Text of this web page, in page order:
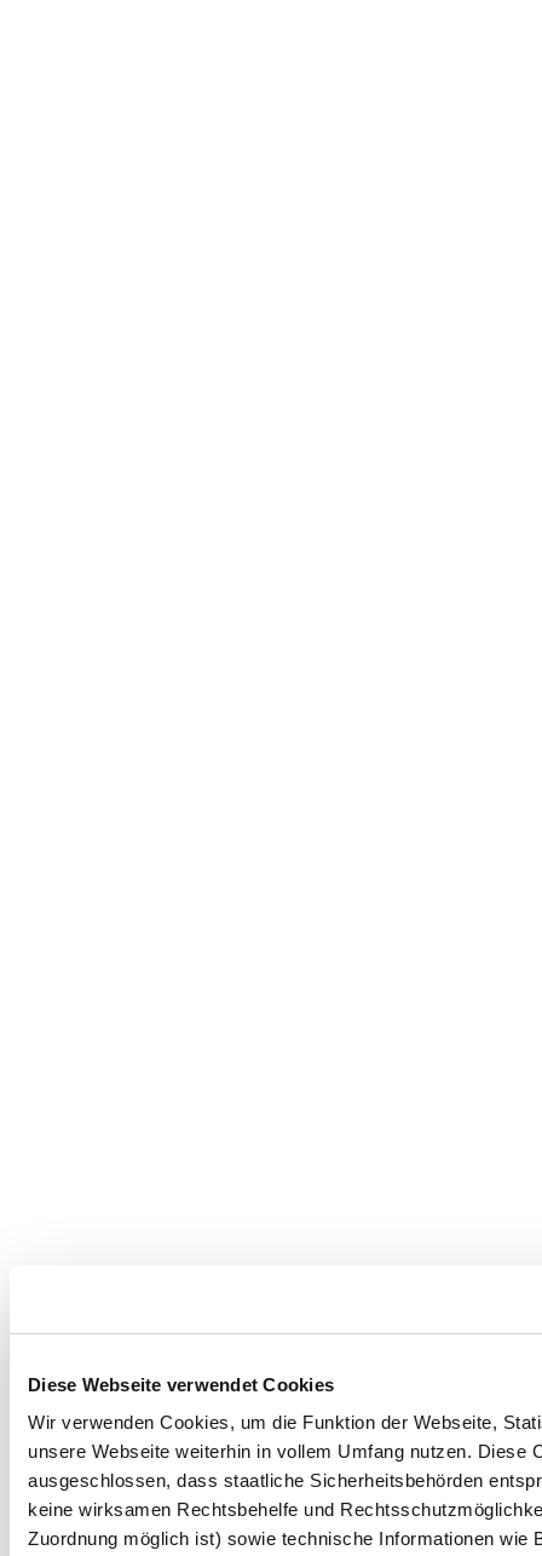
Diese Webseite verwendet Cookies
Wir verwenden Cookies, um die Funktion der Webseite,
unsere Webseite weiterhin in vollem Umfang nutzen.
ausgeschlossen, dass staatliche Sicherheitsbehörden
keine wirksamen Rechtsbehelfe und
Zuordnung möglich ist) sowie technische Informationen wie